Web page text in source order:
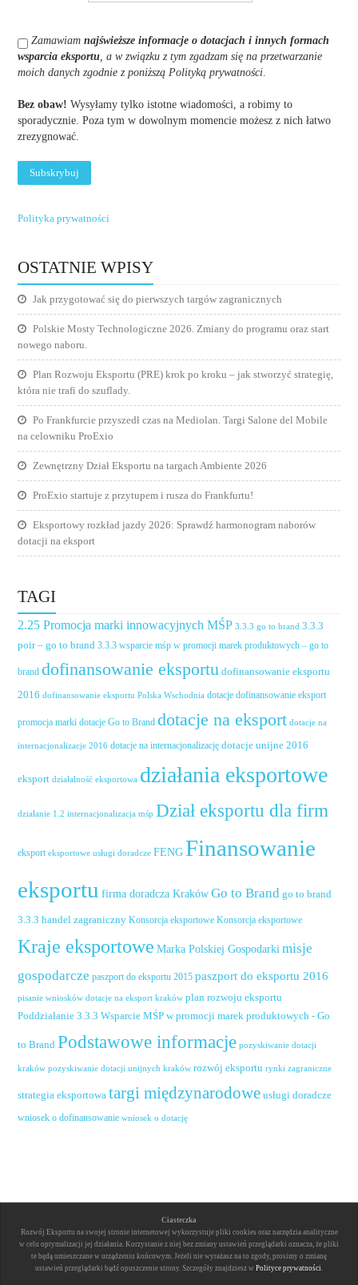
Zamawiamnajświeższe informacje o dotacjach i innych formach
wsparcia eksportu, a w związku z tym zgadzam się na przetwarzanie
moich danych zgodnie z poniższą Polityką prywatności.
Bez obaw! Wysyłamy tylko istotne wiadomości, a robimy to
sporadycznie. Poza tym w dowolnym momencie możesz z nich łatwo
zrezygnować.
Polityka prywatności
OSTATNIE WPISY
Jak przygotować się do pierwszych targów zagranicznych
Polskie Mosty Technologiczne 2026. Zmiany do programu oraz start
nowego naboru.
Plan Rozwoju Eksportu (PRE) krok po kroku – jak stworzyć strategię,
która nie trafi do szuflady.
Po Frankfurcie przyszedł czas na Mediolan. Targi Salone del Mobile
na celowniku ProExio
Zewnętrzny Dział Eksportu na targach Ambiente 2026
ProExio startuje z przytupem i rusza do Frankfurtu!
Eksportowy rozkład jazdy 2026: Sprawdź harmonogram naborów
dotacji na eksport
TAGI
2.25 Promocja marki innowacyjnych MŚP 3.3.3 go to brand 3.3.3
poir – go to brand 3.3.3 wsparcie mśp w promocji marek produktowych – go to
brand dofinansowanie eksportu dofinansowanie eksportu
2016 dofinansowanie eksportu Polska Wschodnia dotacje dofinansowanie eksport
promocja marki dotacje Go to Brand dotacje na eksport dotacje na
internacjonalizacje 2016 dotacje na internacjonalizację dotacje unijne 2016
eksport działalność eksportowa działania eksportowe
działanie 1.2 internacjonalizacja mśp Dział eksportu dla firm
eksport eksportowe usługi doradcze FENG Finansowanie
eksportu firma doradcza Kraków Go to Brand go to brand
3.3.3 handel zagraniczny Konsorcja eksportowe Konsorcja eksportowe
Kraje eksportowe Marka Polskiej Gospodarki misje
gospodarcze paszport do eksportu 2015 paszport do eksportu 2016
pisanie wniosków dotacje na eksport kraków plan rozwoju eksportu
Poddziałanie 3.3.3 Wsparcie MŚP w promocji marek produktowych - Go
to Brand Podstawowe informacje pozyskiwanie dotacji
kraków pozyskiwanie dotacji unijnych kraków rozwój eksportu rynki zagraniczne
strategia eksportowa targi międzynarodowe usługi doradcze
wniosek o dofinansowanie wniosek o dotację
Ciasteczka
Rozwój Eksportu na swojej stronie internetowej wykorzystuje pliki cookies oraz narzędzia analityczne
w celu optymalizacji jej działania. Korzystanie z niej bez zmiany ustawień przeglądarki oznacza, że pliki
te będą umieszczane w urządzeniu końcowym. Jeżeli nie wyrażasz na to zgody, prosimy o zmianę
ustawień przeglądarki bądź opuszczenie strony. Szczegóły znajdziesz w Polityce prywatności.